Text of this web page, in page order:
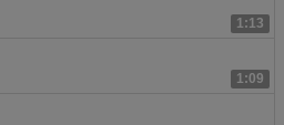
1:13
1:09